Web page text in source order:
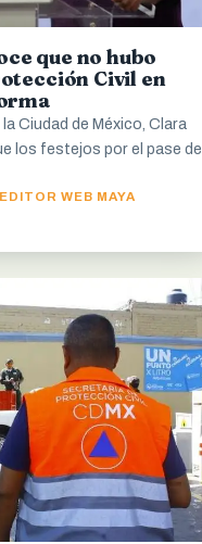
que no hubo
Civil en
Ciudad de México, Clara
los festejos por el pase de
WEB MAYA